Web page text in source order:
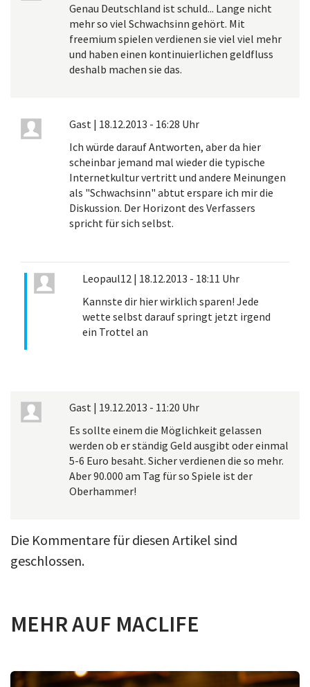
Genau Deutschland ist schuld... Lange nicht
mehr so viel Schwachsinn gehört. Mit
freemium spielen verdienen sie viel viel mehr
und haben einen kontinuierlichen geldfluss
deshalb machen sie das.
Gast | 18.12.2013 - 16:28 Uhr
Ich würde darauf Antworten, aber da hier
scheinbar jemand mal wieder die typische
Internetkultur vertritt und andere Meinungen
als "Schwachsinn" abtut erspare ich mir die
Diskussion. Der Horizont des Verfassers
spricht für sich selbst.
Leopaul12 | 18.12.2013 - 18:11 Uhr
Kannste dir hier wirklich sparen! Jede
wette selbst darauf springt jetzt irgend
ein Trottel an
Gast | 19.12.2013 - 11:20 Uhr
Es sollte einem die Möglichkeit gelassen
werden ob er ständig Geld ausgibt oder einmal
5-6 Euro besaht. Sicher verdienen die so mehr.
Aber 90.000 am Tag für so Spiele ist der
Oberhammer!
Die Kommentare für diesen Artikel sind
geschlossen.
MEHR AUF MACLIFE